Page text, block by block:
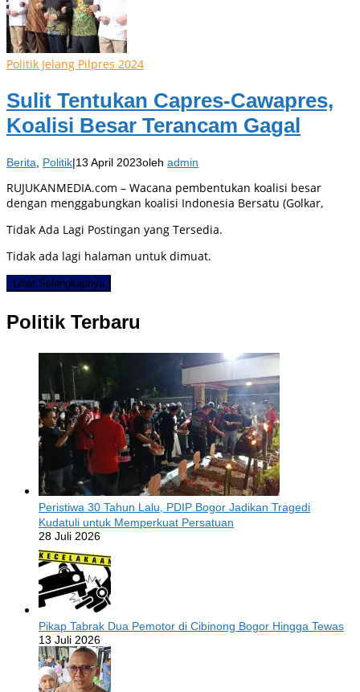
Politik Jelang Pilpres 2024
Sulit Tentukan Capres-Cawapres,
Koalisi Besar Terancam Gagal
Berita Politik|13 April 2023oleh admin
RUJUKANMEDIA.com – Wacana pembentukan koalisi besar
dengan menggabungkan koalisi Indonesia Bersatu (Golkar,
Tidak Ada Lagi Postingan yang Tersedia.
Tidak ada lagi halaman untuk dimuat.
Lihat Selengkapnya
Politik Terbaru
Peristiwa 30 Tahun Lalu, PDIP Bogor Jadikan Tragedi
Kudatuli untuk Memperkuat Persatuan
28 Juli 2026
Pikap Tabrak Dua Pemotor di Cibinong Bogor Hingga Tewas
13 Juli 2026